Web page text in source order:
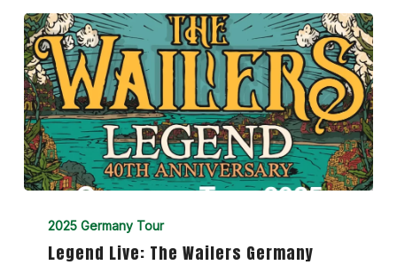
Live:
The
2025 Germany Tour
Legend Live: The Wailers Germany